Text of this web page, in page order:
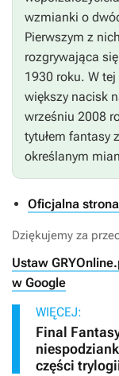
wzmianki o
Pierwszym z
rozgrywająca
1930 roku. W
większy nacisk
wrześniu 2008
tytułem fantasy
określanym
Oficjalna
Dziękujemy za
Ustaw
w Google
WIĘCEJ:
Final
części